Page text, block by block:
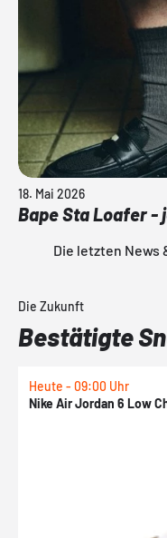
18. Mai 2026
Bape Sta Loafer -
Die letzten News
Die Zukunft
Bestätigte
Heute - 09:00 Uhr
Nike Air Jordan 6 Low